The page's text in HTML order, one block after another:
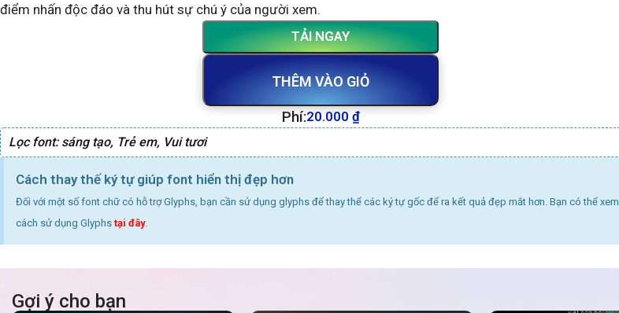
điểm nhấn độc đáo và thu hút sự chú ý của người xem.
THÊM VÀO GIỎ
TẢI NGAY
Phí:20.000 ₫
Lọc font: sáng tạo, Trẻ em, Vui tươi
Cách thay thế ký tự giúp font hiển thị đẹp hơn
Đối với một số font chữ có hỗ trợ Glyphs, bạn cần sử dụng glyphs để thay thể các ký tự gốc để ra kết quả đẹp mắt hơn. Bạn có thể xem
cách sử dụng Glyphs tại đây.
Gợi ý cho bạn